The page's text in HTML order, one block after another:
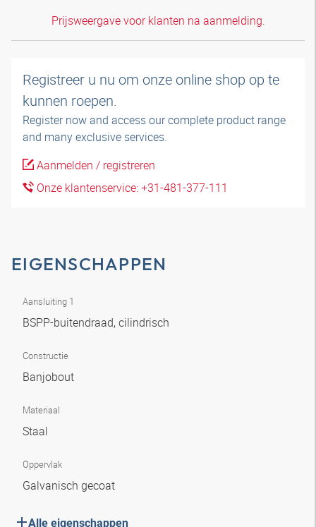
Prijsweergave voor klanten na aanmelding.
Registreer u nu om onze online shop op te
kunnen roepen.
Register now and access our complete product range
and many exclusive services.
Aanmelden / registreren
Onze klantenservice: +31-481-377-111
EIGENSCHAPPEN
Aansluiting 1
BSPP-buitendraad, cilindrisch
Constructie
Banjobout
Materiaal
Staal
Oppervlak
Galvanisch gecoat
Alle eigenschappen